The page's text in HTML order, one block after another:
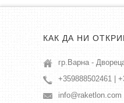
КАК ДА НИ
гр.Варна -
+359888502461 |
info@raketlon.com